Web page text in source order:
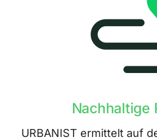
Nachhaltige
URBANIST ermittelt auf